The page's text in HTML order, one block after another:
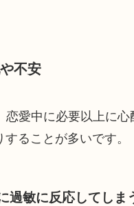
不安
恋愛中に必要以上に心
ることが多いです。
過敏に反応してしま